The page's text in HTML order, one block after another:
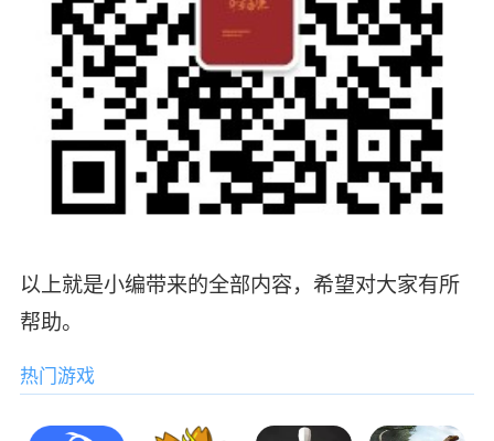
以上就是小编带来的全部内容，希望对大家有所
帮助。
热门游戏